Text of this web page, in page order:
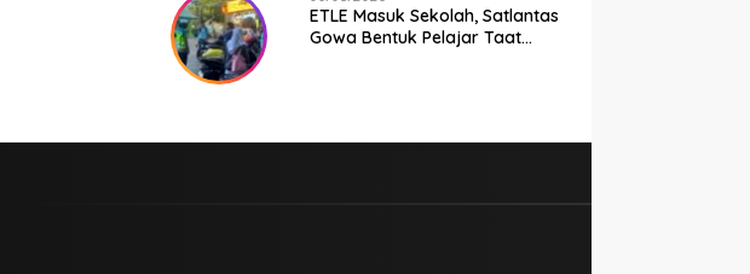
ETLE Masuk Sekolah, Satlantas
Gowa Bentuk Pelajar Taat